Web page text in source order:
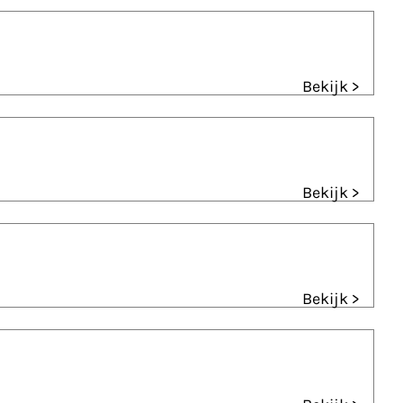
Bekijk >
Bekijk >
Bekijk >